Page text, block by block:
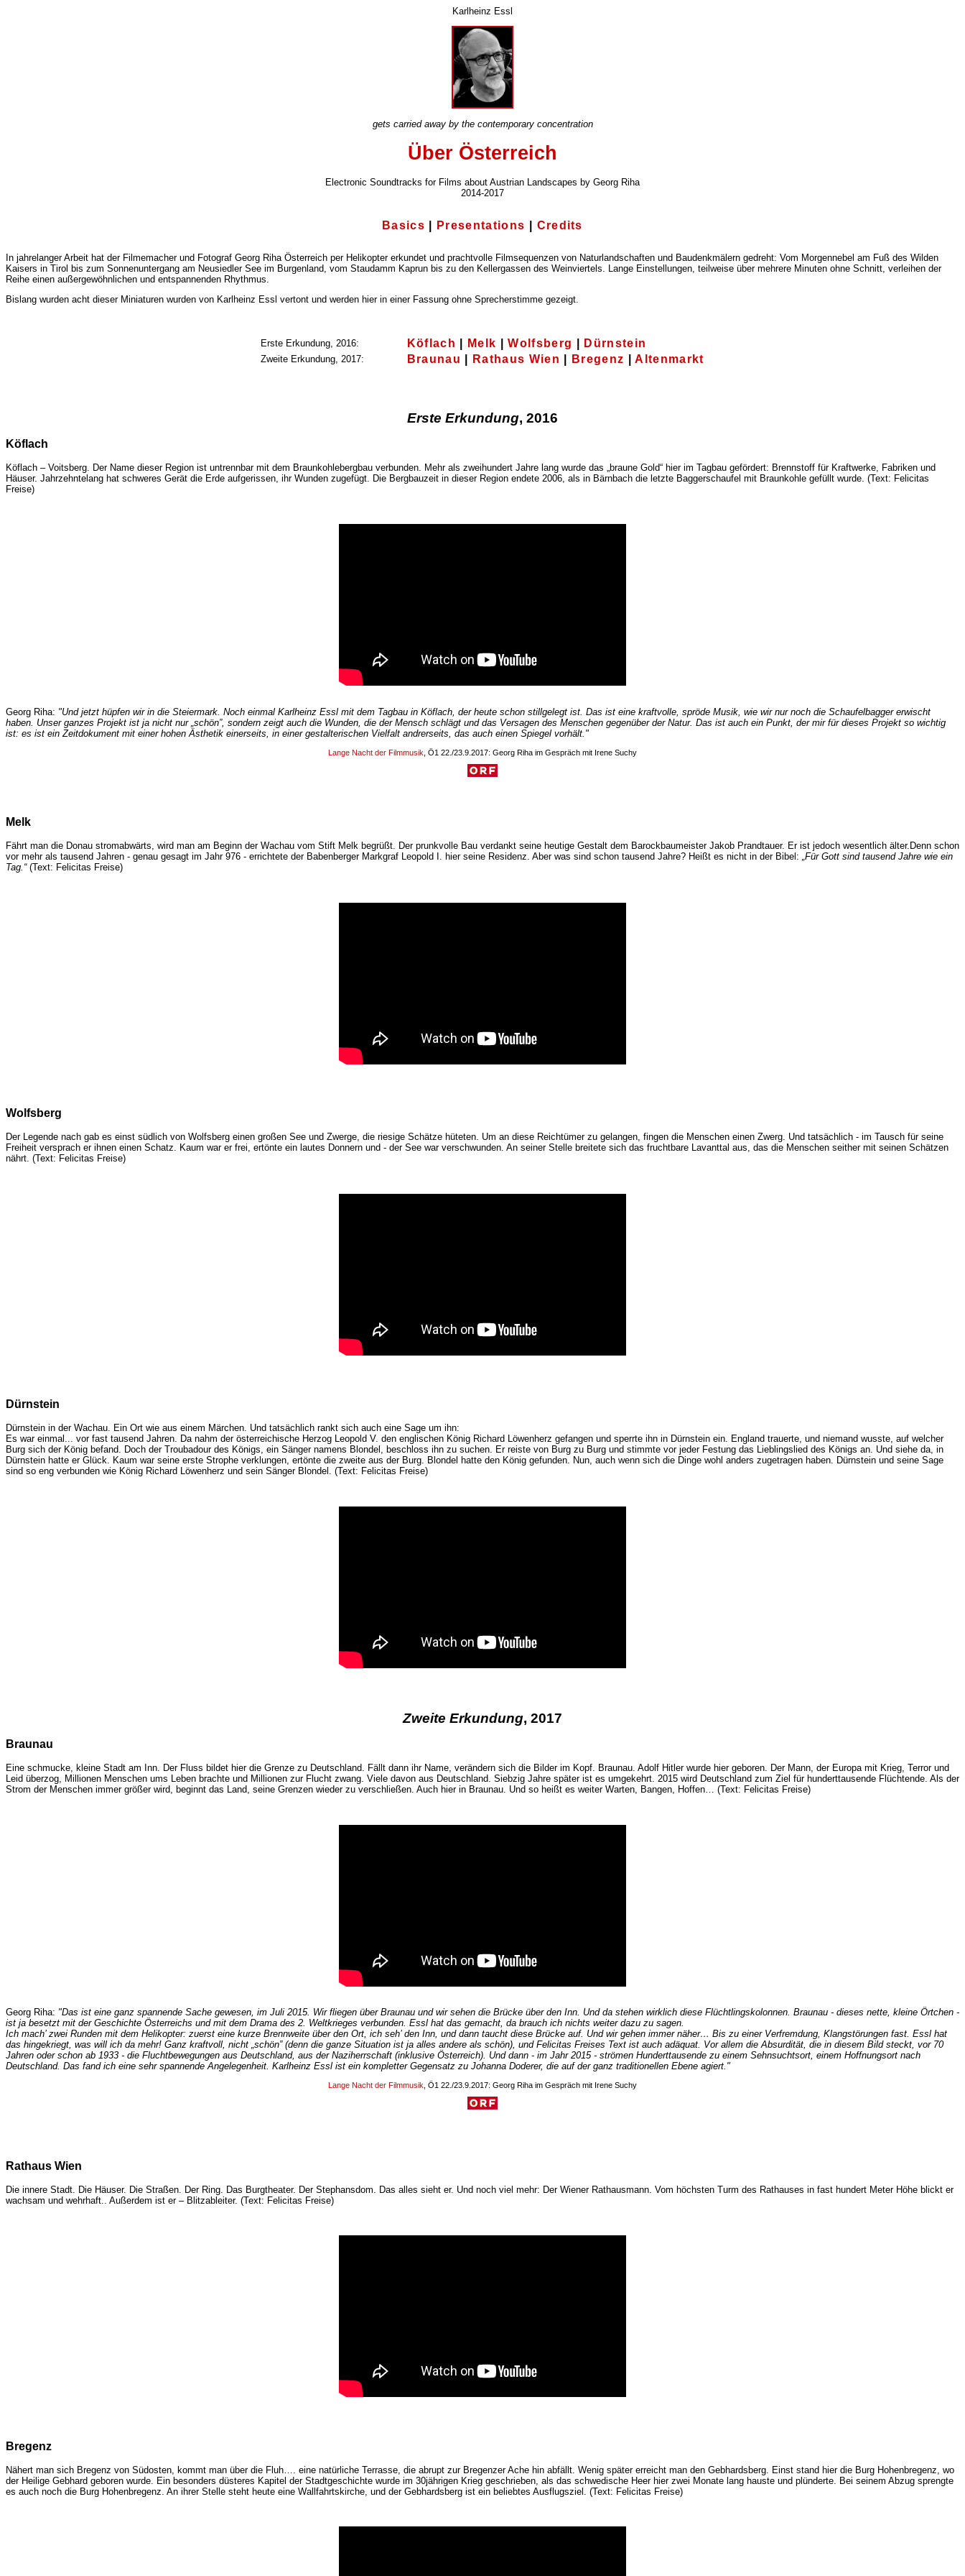
Karlheinz Essl
gets carried away by the contemporary concentration
Über Österreich
Electronic Soundtracks for Films about Austrian Landscapes by Georg Riha
2014-2017
Basics Presentations Credits
In jahrelanger Arbeit hat der Filmemacher und Fotograf Georg Riha Österreich per Helikopter erkundet und prachtvolle Filmsequenzen von Naturlandschaften und Baudenkmälern gedreht: Vom Morgennebel am Fuß des Wilden
Kaisers in Tirol bis zum Sonnenuntergang am Neusiedler See im Burgenland, vom Staudamm Kaprun bis zu den Kellergassen des Weinviertels. Lange Einstellungen, teilweise über mehrere Minuten ohne Schnitt, verleihen der
Reihe einen außergewöhnlichen und entspannenden Rhythmus.
Bislang wurden acht dieser Miniaturen wurden von Karlheinz Essl vertont und werden hier in einer Fassung ohne Sprecherstimme gezeigt.
Erste Erkundung, 2016: Köflach Melk |Wolfsberg Dürnstein
Zweite Erkundung, 2017: Braunau Rathaus Wien Bregenz |Altenmarkt
Erste Erkundung, 2016
Köflach
Köflach – Voitsberg. Der Name dieser Region ist untrennbar mit dem Braunkohlebergbau verbunden. Mehr als zweihundert Jahre lang wurde das „braune Gold“ hier im Tagbau gefördert: Brennstoff für Kraftwerke, Fabriken und
Häuser. Jahrzehntelang hat schweres Gerät die Erde aufgerissen, ihr Wunden zugefügt. Die Bergbauzeit in dieser Region endete 2006, als in Bärnbach die letzte Baggerschaufel mit Braunkohle gefüllt wurde. (Text: Felicitas
Freise)
Georg Riha: "Und jetzt hüpfen wir in die Steiermark. Noch einmal Karlheinz Essl mit dem Tagbau in Köflach, der heute schon stillgelegt ist. Das ist eine kraftvolle, spröde Musik, wie wir nur noch die Schaufelbagger erwischt
haben. Unser ganzes Projekt ist ja nicht nur „schön”, sondern zeigt auch die Wunden, die der Mensch schlägt und das Versagen des Menschen gegenüber der Natur. Das ist auch ein Punkt, der mir für dieses Projekt so wichtig
ist: es ist ein Zeitdokument mit einer hohen Ästhetik einerseits, in einer gestalterischen Vielfalt andrerseits, das auch einen Spiegel vorhält."
Lange Nacht der Filmmusik , Ö1 22./23.9.2017: Georg Riha im Gespräch mit Irene Suchy
Melk
Fährt man die Donau stromabwärts, wird man am Beginn der Wachau vom Stift Melk begrüßt. Der prunkvolle Bau verdankt seine heutige Gestalt dem Barockbaumeister Jakob Prandtauer. Er ist jedoch wesentlich älter.Denn schon
vor mehr als tausend Jahren - genau gesagt im Jahr 976 - errichtete der Babenberger Markgraf Leopold I. hier seine Residenz. Aber was sind schon tausend Jahre? Heißt es nicht in der Bibel: „Für Gott sind tausend Jahre wie ein
Tag.“(Text: Felicitas Freise)
Wolfsberg
Der Legende nach gab es einst südlich von Wolfsberg einen großen See und Zwerge, die riesige Schätze hüteten. Um an diese Reichtümer zu gelangen, fingen die Menschen einen Zwerg. Und tatsächlich - im Tausch für seine
Freiheit versprach er ihnen einen Schatz. Kaum war er frei, ertönte ein lautes Donnern und - der See war verschwunden. An seiner Stelle breitete sich das fruchtbare Lavanttal aus, das die Menschen seither mit seinen Schätzen
nährt. (Text: Felicitas Freise)
Dürnstein
Dürnstein in der Wachau. Ein Ort wie aus einem Märchen. Und tatsächlich rankt sich auch eine Sage um ihn:
Es war einmal... vor fast tausend Jahren. Da nahm der österreichische Herzog Leopold V. den englischen König Richard Löwenherz gefangen und sperrte ihn in Dürnstein ein. England trauerte, und niemand wusste, auf welcher
Burg sich der König befand. Doch der Troubadour des Königs, ein Sänger namens Blondel, beschloss ihn zu suchen. Er reiste von Burg zu Burg und stimmte vor jeder Festung das Lieblingslied des Königs an. Und siehe da, in
Dürnstein hatte er Glück. Kaum war seine erste Strophe verklungen, ertönte die zweite aus der Burg. Blondel hatte den König gefunden. Nun, auch wenn sich die Dinge wohl anders zugetragen haben. Dürnstein und seine Sage
sind so eng verbunden wie König Richard Löwenherz und sein Sänger Blondel. (Text: Felicitas Freise)
Zweite Erkundung, 2017
Braunau
Eine schmucke, kleine Stadt am Inn. Der Fluss bildet hier die Grenze zu Deutschland. Fällt dann ihr Name, verändern sich die Bilder im Kopf. Braunau. Adolf Hitler wurde hier geboren. Der Mann, der Europa mit Krieg, Terror und
Leid überzog, Millionen Menschen ums Leben brachte und Millionen zur Flucht zwang. Viele davon aus Deutschland. Siebzig Jahre später ist es umgekehrt. 2015 wird Deutschland zum Ziel für hunderttausende Flüchtende. Als der
Strom der Menschen immer größer wird, beginnt das Land, seine Grenzen wieder zu verschließen. Auch hier in Braunau. Und so heißt es weiter Warten, Bangen, Hoffen… (Text: Felicitas Freise)
Georg Riha: "Das ist eine ganz spannende Sache gewesen, im Juli 2015. Wir fliegen über Braunau und wir sehen die Brücke über den Inn. Und da stehen wirklich diese Flüchtlingskolonnen. Braunau - dieses nette, kleine Örtchen -
ist ja besetzt mit der Geschichte Österreichs und mit dem Drama des 2. Weltkrieges verbunden. Essl hat das gemacht, da brauch ich nichts weiter dazu zu sagen.
Ich mach’ zwei Runden mit dem Helikopter: zuerst eine kurze Brennweite über den Ort, ich seh’ den Inn, und dann taucht diese Brücke auf. Und wir gehen immer näher… Bis zu einer Verfremdung, Klangstörungen fast. Essl hat
das hingekriegt, was will ich da mehr! Ganz kraftvoll, nicht „schön” (denn die ganze Situation ist ja alles andere als schön), und Felicitas Freises Text ist auch adäquat. Vor allem die Absurdität, die in diesem Bild steckt, vor 70
Jahren oder schon ab 1933 - die Fluchtbewegungen aus Deutschland, aus der Naziherrschaft (inklusive Österreich). Und dann - im Jahr 2015 - strömen Hunderttausende zu einem Sehnsuchtsort, einem Hoffnungsort nach
Deutschland. Das fand ich eine sehr spannende Angelegenheit. Karlheinz Essl ist ein kompletter Gegensatz zu Johanna Doderer, die auf der ganz traditionellen Ebene agiert."
Lange Nacht der Filmmusik , Ö1 22./23.9.2017: Georg Riha im Gespräch mit Irene Suchy
Rathaus Wien
Die innere Stadt. Die Häuser. Die Straßen. Der Ring. Das Burgtheater. Der Stephansdom. Das alles sieht er. Und noch viel mehr: Der Wiener Rathausmann. Vom höchsten Turm des Rathauses in fast hundert Meter Höhe blickt er
wachsam und wehrhaft.. Außerdem ist er – Blitzableiter. (Text: Felicitas Freise)
Bregenz
Nähert man sich Bregenz von Südosten, kommt man über die Fluh…. eine natürliche Terrasse, die abrupt zur Bregenzer Ache hin abfällt. Wenig später erreicht man den Gebhardsberg. Einst stand hier die Burg Hohenbregenz, wo
der Heilige Gebhard geboren wurde. Ein besonders düsteres Kapitel der Stadtgeschichte wurde im 30jährigen Krieg geschrieben, als das schwedische Heer hier zwei Monate lang hauste und plünderte. Bei seinem Abzug sprengte
es auch noch die Burg Hohenbregenz. An ihrer Stelle steht heute eine Wallfahrtskirche, und der Gebhardsberg ist ein beliebtes Ausflugsziel. (Text: Felicitas Freise)